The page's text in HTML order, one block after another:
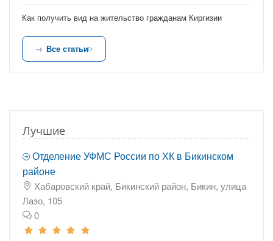
Как получить вид на жительство гражданам Киргизии
Все статьи
Лучшие
Отделение УФМС России по ХК в Бикинском
районе
Хабаровский край, Бикинский район, Бикин, улица
Лазо, 105
0